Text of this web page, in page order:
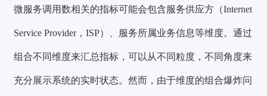
微服务调用数相关的指标可能会包含服务供应方（Internet
Service Provider，ISP）、服务所属业务信息等维度。通过
组合不同维度来汇总指标，可以从不同粒度，不同角度来
充分展示系统的实时状态。然而， 由于维度的组合爆炸问